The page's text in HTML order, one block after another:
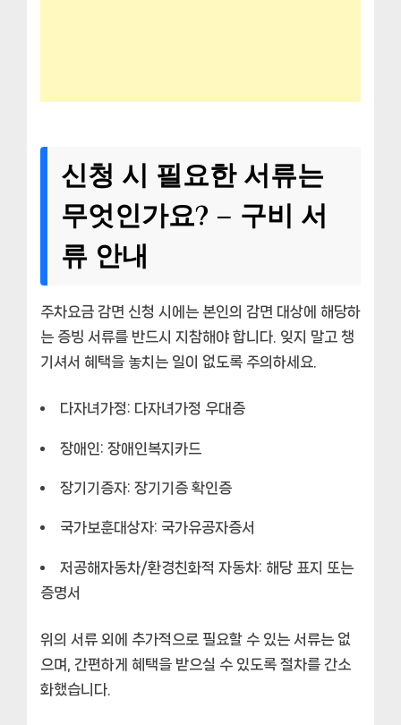
신청 시 필요한 서류는
무엇인가요? – 구비 서
류 안내
주차요금 감면 신청 시에는 본인의 감면 대상에 해당하
는 증빙 서류를 반드시 지참해야 합니다. 잊지 말고 챙
기셔서 혜택을 놓치는 일이 없도록 주의하세요.
다자녀가정: 다자녀가정 우대증
장애인: 장애인복지카드
장기기증자: 장기기증 확인증
국가보훈대상자: 국가유공자증서
저공해자동차/환경친화적 자동차: 해당 표지 또는
증명서
위의 서류 외에 추가적으로 필요할 수 있는 서류는 없
으며, 간편하게 혜택을 받으실 수 있도록 절차를 간소
화했습니다.